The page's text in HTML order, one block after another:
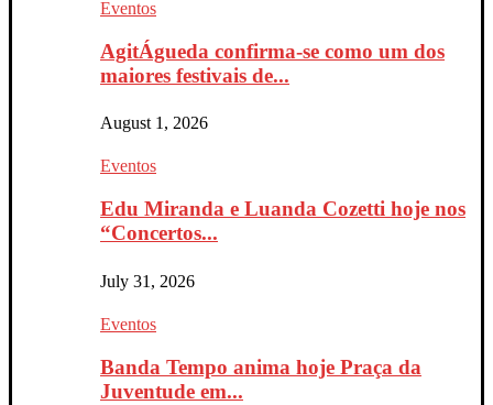
Eventos
AgitÁgueda confirma-se como um dos
maiores festivais de...
August 1, 2026
Eventos
Edu Miranda e Luanda Cozetti hoje nos
“Concertos...
July 31, 2026
Eventos
Banda Tempo anima hoje Praça da
Juventude em...